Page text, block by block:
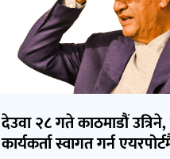
देउवा २८ गते काठमाडौं
कार्यकर्ता स्वागत गर्न